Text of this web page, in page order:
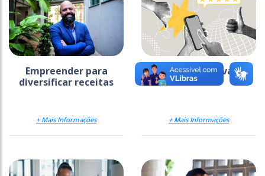
Empreender para
diversificar receitas
+ Mais Informações
Polo ideal na nova era
do EAD
+ Mais Informações